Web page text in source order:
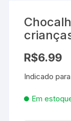
R$6.99
Indicado
Em